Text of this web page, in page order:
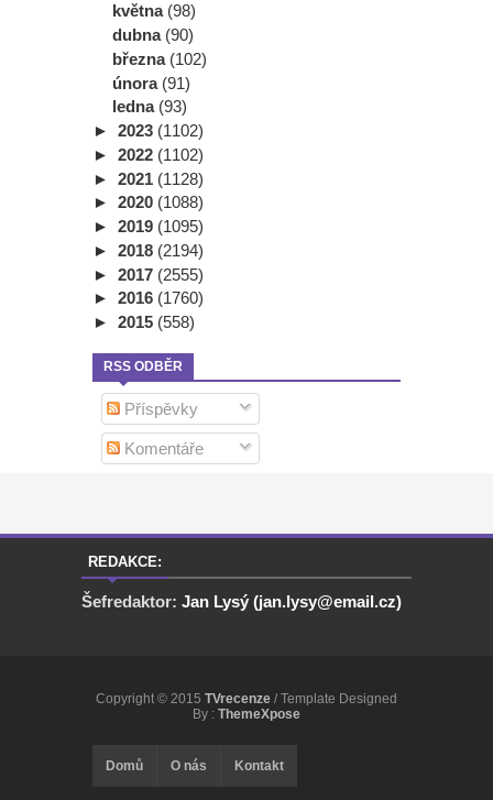
května (98)
dubna (90)
března (102)
února (91)
ledna (93)
► 2023 (1102)
► 2022 (1102)
► 2021 (1128)
► 2020 (1088)
► 2019 (1095)
► 2018 (2194)
► 2017 (2555)
► 2016 (1760)
► 2015 (558)
RSS ODBĚR
Příspěvky
Komentáře
REDAKCE:
Šefredaktor: Jan Lysý (jan.lysy@email.cz)
Copyright © 2015 TVrecenze / Template Designed
By : ThemeXpose
Domů O nás Kontakt